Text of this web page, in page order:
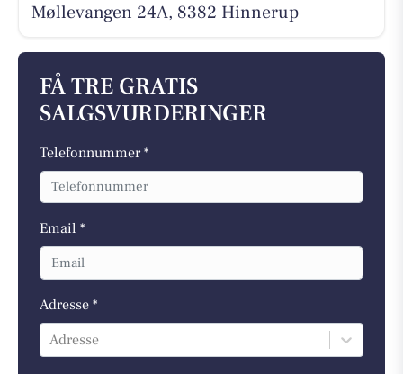
Møllevangen 24A, 8382 Hinnerup
FÅ TRE GRATIS
SALGSVURDERINGER
Telefonnummer *
Email *
Adresse *
Adresse